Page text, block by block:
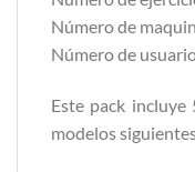
Número de
Número de
Este pack incluye
modelos